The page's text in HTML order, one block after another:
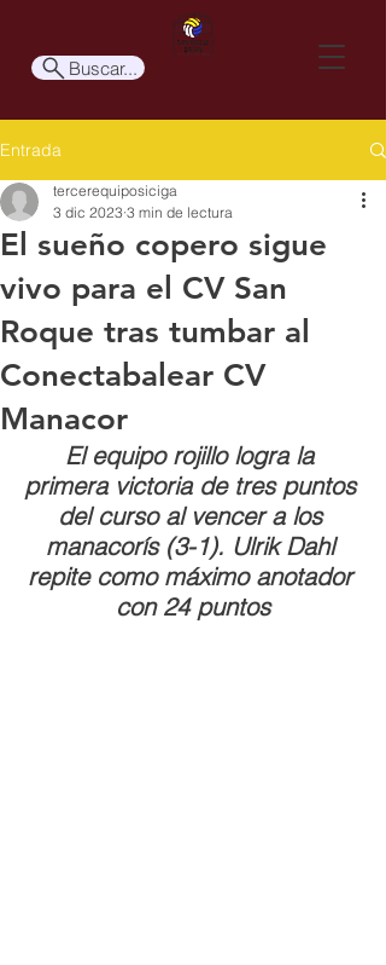
Buscar...
Entrada
El sueño copero sigue
vivo para el CV San
Roque tras tumbar al
Conectabalear CV
Manacor
tercerequiposiciga
3 dic 2023 3 min de lectura
El equipo rojillo logra la
primera victoria de tres puntos
del curso al vencer a los
manacorís (3-1). Ulrik Dahl
repite como máximo anotador
con 24 puntos